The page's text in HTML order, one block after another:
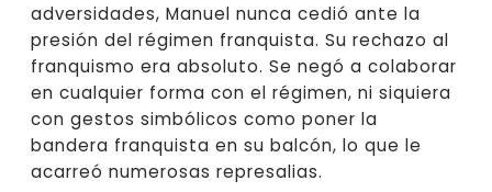
adversidades, Manuel nunca cedió ante la
presión del régimen franquista. Su rechazo al
franquismo era absoluto. Se negó a colaborar
en cualquier forma con el régimen, ni siquiera
con gestos simbólicos como poner la
bandera franquista en su balcón, lo que le
acarreó numerosas represalias.